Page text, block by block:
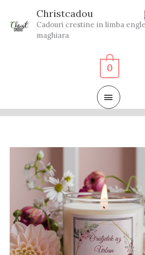
content
Christcadou
Cadouri crestine in limba
maghiara
MAIN
MENU
0